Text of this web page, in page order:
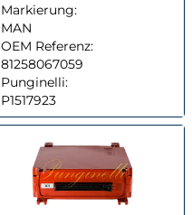
Markierung:
MAN
OEM Referenz:
81258067059
Punginelli:
P1517923